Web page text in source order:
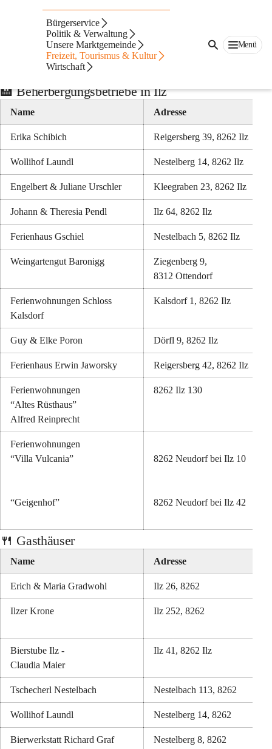
Bürgerservice
Politik & Verwaltung
Unsere Marktgemeinde
Freizeit, Tourismus & Kultur
Wirtschaft
Menü
Gastronomie &
Beherbergungsbetriebe
🏨 Beherbergungsbetriebe in Ilz
Name Adresse
Erika Schibich Reigersberg 39, 8262 Ilz
Wollihof Laundl Nestelberg 14, 8262 Ilz
Engelbert & Juliane Urschler Kleegraben 23, 8262 Ilz
Johann & Theresia Pendl Ilz 64, 8262 Ilz
Ferienhaus Gschiel Nestelbach 5, 8262 Ilz
Weingartengut Baronigg
Ziegenberg 9,
8312 Ottendorf
Ferienwohnungen Schloss
Kalsdorf
Kalsdorf 1, 8262 Ilz
Guy & Elke Poron Dörfl 9, 8262 Ilz
Ferienhaus Erwin Jaworsky Reigersberg 42, 8262 Ilz
Ferienwohnungen
“Altes Rüsthaus”
Alfred Reinprecht
8262 Ilz 130
Ferienwohnungen
“Villa Vulcania”
“Geigenhof”
8262 Neudorf bei Ilz 10
8262 Neudorf bei Ilz 42
🍴 Gasthäuser
Name Adresse
Erich & Maria Gradwohl Ilz 26, 8262
Ilzer Krone Ilz 252, 8262
Bierstube Ilz -
Claudia Maier
Ilz 41, 8262 Ilz
Tschecherl Nestelbach Nestelbach 113, 8262
Wollihof Laundl Nestelberg 14, 8262
Bierwerkstatt Richard Graf Nestelberg 8, 8262